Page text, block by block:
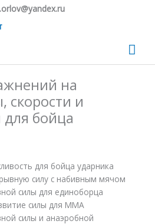
на
скорости и
бойца
для бойца ударника
силу с набивным мячом
силы для единоборца
силы для MMA
силы и анаэробной